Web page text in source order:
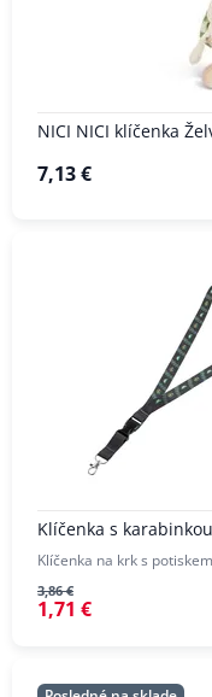
NICI NICI klíčenka
7,13 €
Klíčenka s
Klíčenka na krk s
3,86 €
1,71 €